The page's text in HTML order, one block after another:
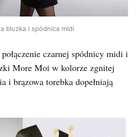
bluzka i spódnica midi
czarnej spódnicy midi i
More Moi w kolorze zgnitej
i brązowa torebka dopełniają